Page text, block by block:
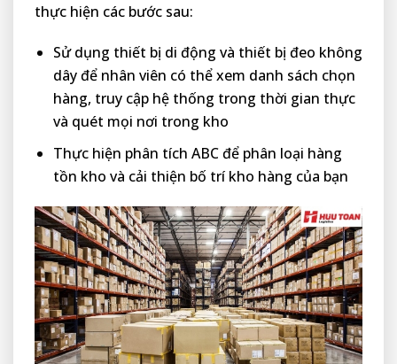
thực hiện các bước sau:
Sử dụng thiết bị di động và thiết bị đeo không
dây để nhân viên có thể xem danh sách chọn
hàng, truy cập hệ thống trong thời gian thực
và quét mọi nơi trong kho
Thực hiện phân tích ABC để phân loại hàng
tồn kho và cải thiện bố trí kho hàng của bạn